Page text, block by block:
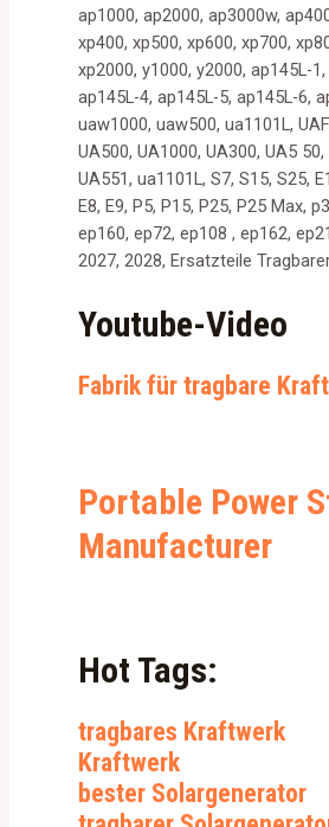
ap1000, ap2000, ap3000w,
xp400, xp500, xp600, xp700,
xp2000, y1000, y2000, ap145L-
ap145L-4, ap145L-5, ap145L-6,
uaw1000, uaw500, ua1101L,
UA500, UA1000, UA300, UA5
UA551, ua1101L, S7, S15, S25,
E8, E9, P5, P15, P25, P25 Max,
ep160, ep72, ep108 , ep162,
2027, 2028, Ersatzteile
Youtube-Video
Fabrik für tragbare
Portable Power
Manufacturer
Hot Tags:
tragbares Kraftwerk
Kraftwerk
bester Solargenerator